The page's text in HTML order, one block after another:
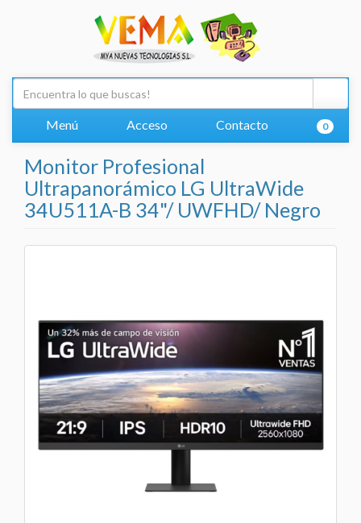
Menú Acceso Contacto 0
Monitor Profesional
Ultrapanorámico LG UltraWide
34U511A-B 34"/ UWFHD/ Negro